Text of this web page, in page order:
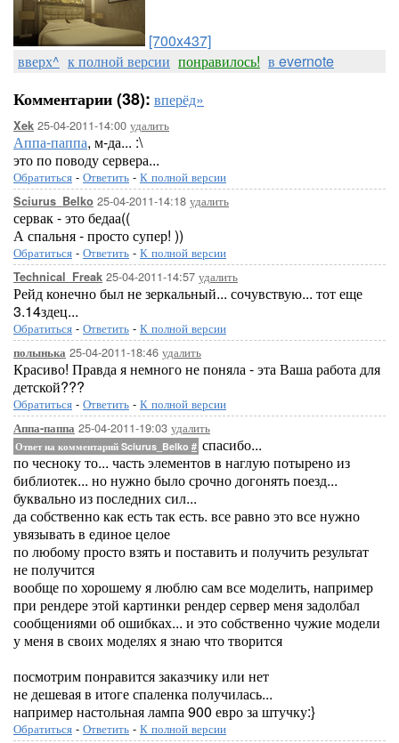
[700x437]
вверх^ к полной версии понравилось! в evernote
Комментарии (38): вперёд»
Xek 25-04-2011-14:00 удалить
Аппа-паппа, м-да... :\
это по поводу сервера...
Обратиться - Ответить - К полной версии
Sciurus_Belko 25-04-2011-14:18 удалить
сервак - это бедаа((
А спальня - просто супер! ))
Обратиться - Ответить - К полной версии
Technical_Freak 25-04-2011-14:57 удалить
Рейд конечно был не зеркальный... сочувствую... тот еще
3.14здец...
Обратиться - Ответить - К полной версии
полынька 25-04-2011-18:46 удалить
Красиво! Правда я немного не поняла - эта Ваша работа для
детской???
Обратиться - Ответить - К полной версии
Аппа-паппа 25-04-2011-19:03 удалить
Ответ на комментарий Sciurus_Belko # спасибо...
по чесноку то... часть элементов в наглую потырено из
библиотек... но нужно было срочно догонять поезд...
буквально из последних сил...
да собственно как есть так есть. все равно это все нужно
увязывать в единое целое
по любому просто взять и поставить и получить результат
не получится
вообще по хорошему я люблю сам все моделить, например
при рендере этой картинки рендер сервер меня задолбал
сообщениями об ошибках... и это собственно чужие модели
у меня в своих моделях я знаю что творится
посмотрим понравится заказчику или нет
не дешевая в итоге спаленка получилась...
например настольная лампа 900 евро за штучку:}
Обратиться - Ответить - К полной версии